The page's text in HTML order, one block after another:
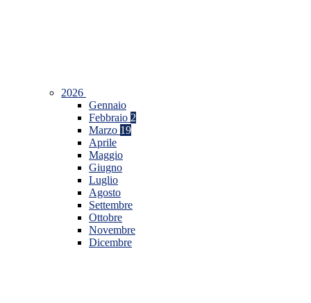
2026
Gennaio
Febbraio 2
Marzo 19
Aprile
Maggio
Giugno
Luglio
Agosto
Settembre
Ottobre
Novembre
Dicembre